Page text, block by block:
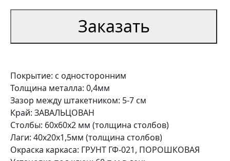
Заказать
Покрытие: с односторонним
Толщина металла: 0,4мм
Зазор между штакетником: 5-7 см
Край: ЗАВАЛЬЦОВАН
Столбы: 60х60х2 мм (толщина столбов)
Лаги: 40х20х1,5мм (толщина столбов)
Окраска каркаса: ГРУНТ ГФ-021, ПОРОШКОВАЯ